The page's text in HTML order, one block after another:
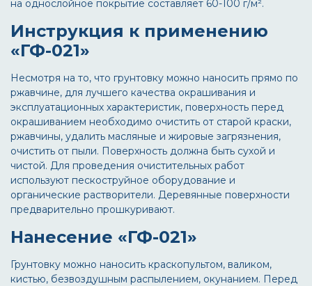
на однослойное покрытие составляет 60-100 г/м².
Инструкция к применению
«ГФ-021»
Несмотря на то, что грунтовку можно наносить прямо по
ржавчине, для лучшего качества окрашивания и
эксплуатационных характеристик, поверхность перед
окрашиванием необходимо очистить от старой краски,
ржавчины, удалить масляные и жировые загрязнения,
очистить от пыли. Поверхность должна быть сухой и
чистой. Для проведения очистительных работ
используют пескоструйное оборудование и
органические растворители. Деревянные поверхности
предварительно прошкуривают.
Нанесение «ГФ-021»
Грунтовку можно наносить краскопультом, валиком,
кистью, безвоздушным распылением, окунанием. Перед